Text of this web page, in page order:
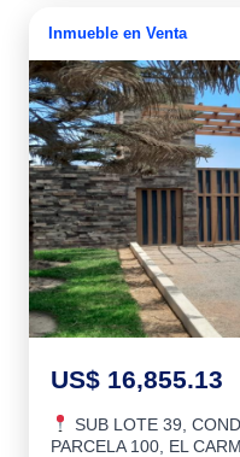
Inmueble en Venta
US$ 16,855.13
SUB LOTE 39,
PARCELA 100, EL